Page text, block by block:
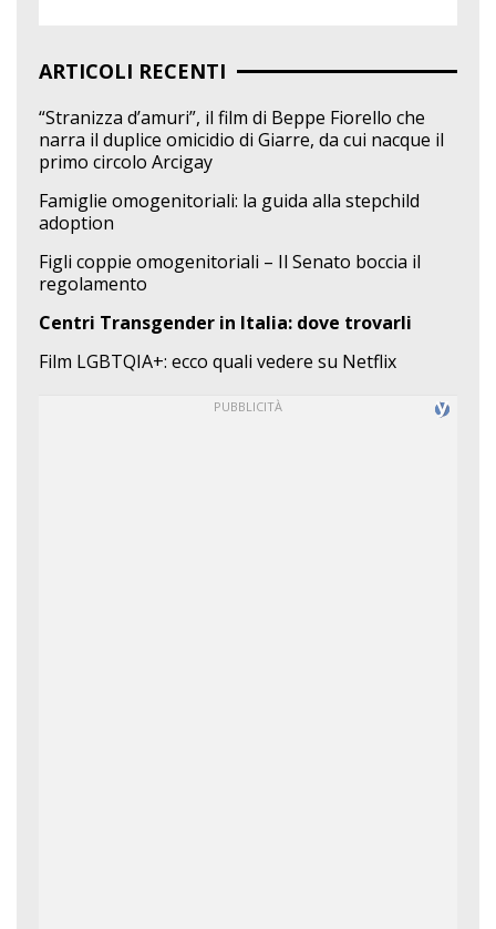
ARTICOLI RECENTI
“Stranizza d’amuri”, il film di Beppe Fiorello che
narra il duplice omicidio di Giarre, da cui nacque il
primo circolo Arcigay
Famiglie omogenitoriali: la guida alla stepchild
adoption
Figli coppie omogenitoriali – Il Senato boccia il
regolamento
Centri Transgender in Italia: dove trovarli
Film LGBTQIA+: ecco quali vedere su Netflix